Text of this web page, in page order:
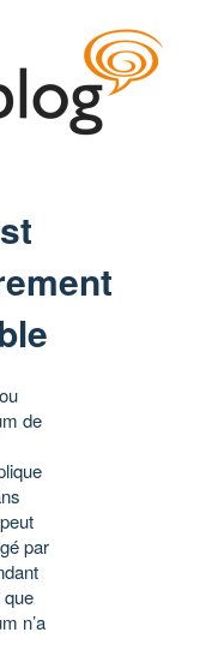
de
par
n’a